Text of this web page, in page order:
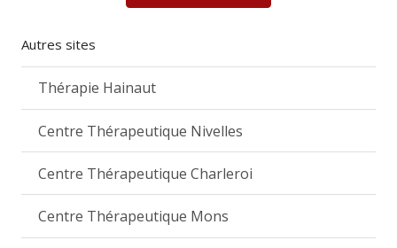
Autres sites
Thérapie Hainaut
Centre Thérapeutique Nivelles
Centre Thérapeutique Charleroi
Centre Thérapeutique Mons